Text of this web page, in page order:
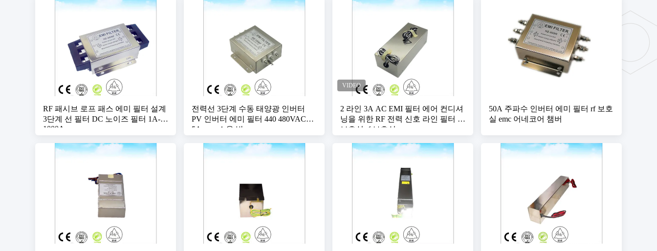
RF 패시브 로프 패스 에미 필터 설계
3단계 선 필터 DC 노이즈 필터 1A-
1000A
전력선 3단계 수동 태양광 인버터
PV 인버터 에미 필터 440 480VAC
5A emc 소음 방
2 라인 3A AC EMI 필터 에어 컨디셔
닝을 위한 RF 전력 신호 라인 필터 rf
보호실 rf 보호실
50A 주파수 인버터 에미 필터 rf 보호
실 emc 어네코어 챔버